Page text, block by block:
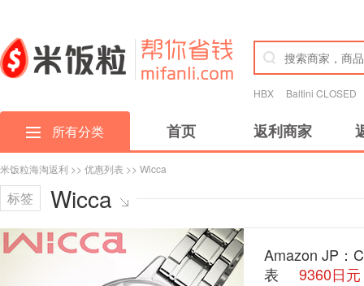
HBX Baltini CLOSED
所有分类 首页 返利商家
米饭粒海淘返利 >> 优惠列表 >> Wicca
标签 Wicca
Amazon JP：
表
9360日